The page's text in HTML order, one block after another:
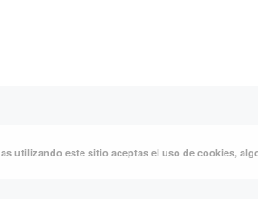
utilizando este sitio aceptas el uso de cookies,